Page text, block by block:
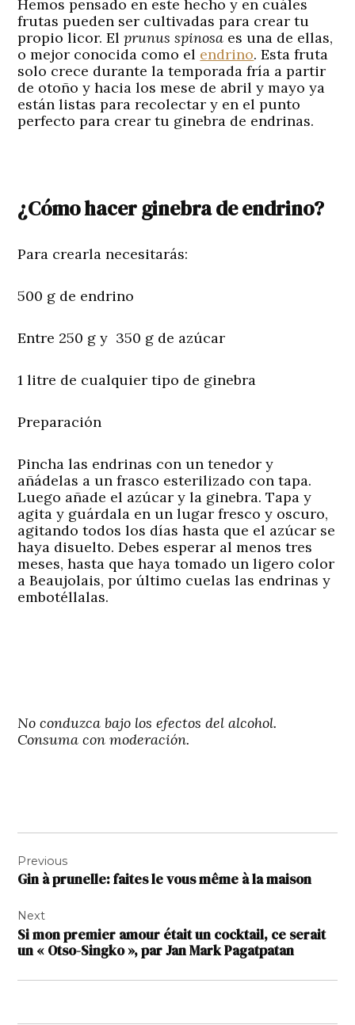
Hemos pensado en este hecho y en cuáles
frutas pueden ser cultivadas para crear tu
propio licor. Elprunus spinosa es una de ellas,
o mejor conocida como el endrino. Esta fruta
solo crece durante la temporada fría a partir
de otoño y hacia los mese de abril y mayo ya
están listas para recolectar y en el punto
perfecto para crear tu ginebra de endrinas.
¿Cómo hacer ginebra de endrino?
Para crearla necesitarás:
500 g de endrino
Entre 250 g y 350 g de azúcar
1 litre de cualquier tipo de ginebra
Preparación
Pincha las endrinas con un tenedor y
añádelas a un frasco esterilizado con tapa.
Luego añade el azúcar y la ginebra. Tapa y
agita y guárdala en un lugar fresco y oscuro,
agitando todos los días hasta que el azúcar se
haya disuelto. Debes esperar al menos tres
meses, hasta que haya tomado un ligero color
aBeaujolais, por último cuelas las endrinas y
embotéllalas.
No conduzca bajo los efectos del alcohol.
Consuma con moderación.
de
l’article
Previous
Gin à prunelle: faites le vous même à la maison
Next
Si mon premier amour était un cocktail, ce serait
un « Otso-Singko », par Jan Mark Pagatpatan